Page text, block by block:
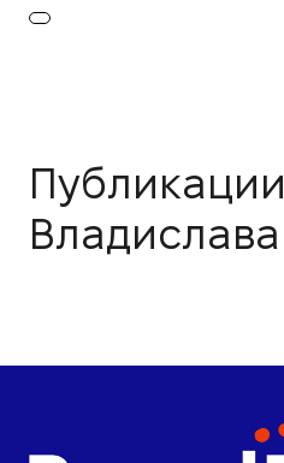
Публикации
Владислава